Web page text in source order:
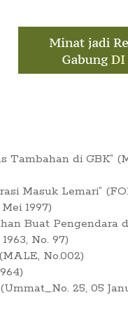
Tambahan di GBK”
Masuk Lemari”
1997)
Buat Pengendara
No. 97)
No.002)
25, 05